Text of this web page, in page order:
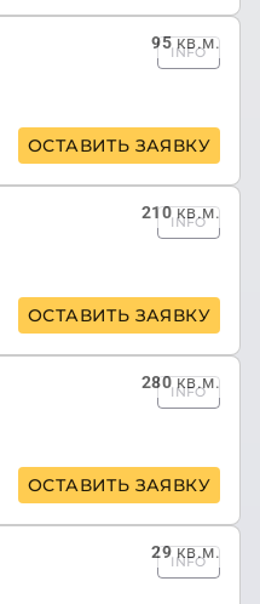
95кв.м.
INFO
ОСТАВИТЬ ЗАЯВКУ
210кв.м.
INFO
ОСТАВИТЬ ЗАЯВКУ
280кв.м.
INFO
ОСТАВИТЬ ЗАЯВКУ
29кв.м.
INFO